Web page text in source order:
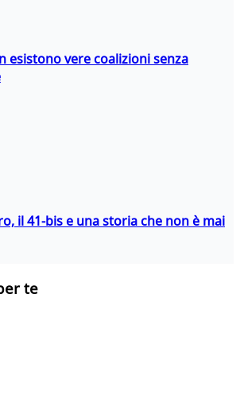
esistono vere coalizioni senza
il 41-bis e una storia che non è mai
te